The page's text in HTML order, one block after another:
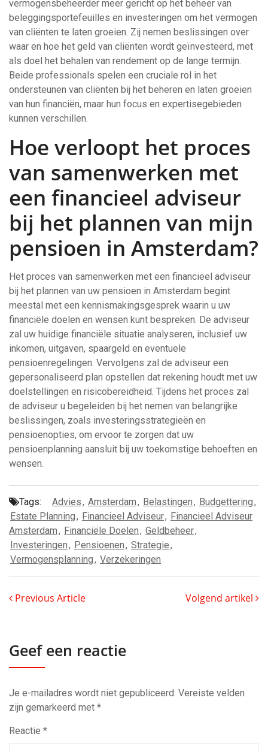
vermogensbeheerder meer gericht op het beheer van
beleggingsportefeuilles en investeringen om het vermogen
van cliënten te laten groeien. Zij nemen beslissingen over
waar en hoe het geld van cliënten wordt geïnvesteerd, met
als doel het behalen van rendement op de lange termijn.
Beide professionals spelen een cruciale rol in het
ondersteunen van cliënten bij het beheren en laten groeien
van hun financiën, maar hun focus en expertisegebieden
kunnen verschillen.
Hoe verloopt het proces
van samenwerken met
een financieel adviseur
bij het plannen van mijn
pensioen in Amsterdam?
Het proces van samenwerken met een financieel adviseur
bij het plannen van uw pensioen in Amsterdam begint
meestal met een kennismakingsgesprek waarin u uw
financiële doelen en wensen kunt bespreken. De adviseur
zal uw huidige financiële situatie analyseren, inclusief uw
inkomen, uitgaven, spaargeld en eventuele
pensioenregelingen. Vervolgens zal de adviseur een
gepersonaliseerd plan opstellen dat rekening houdt met uw
doelstellingen en risicobereidheid. Tijdens het proces zal
de adviseur u begeleiden bij het nemen van belangrijke
beslissingen, zoals investeringsstrategieën en
pensioenopties, om ervoor te zorgen dat uw
pensioenplanning aansluit bij uw toekomstige behoeften en
wensen.
Tags: Advies, Amsterdam, Belastingen, Budgettering,
Estate Planning, Financieel Adviseur, Financieel Adviseur
Amsterdam, Financiële Doelen, Geldbeheer,
Investeringen, Pensioenen, Strategie,
Vermogensplanning, Verzekeringen
Previous Article Volgend artikel
Geef een reactie
Je e-mailadres wordt niet gepubliceerd. Vereiste velden
zijn gemarkeerd met *
Reactie *